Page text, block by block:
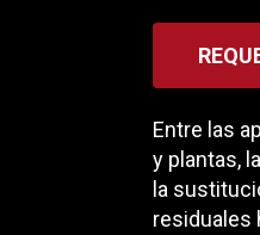
Entre las
y plantas,
la
residuales